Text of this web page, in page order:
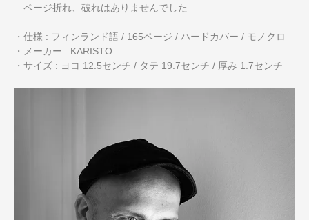
ページ折れ、破れはありませんでした
・仕様 : フィンランド語 / 165ページ / ハードカバー / モノクロ
・メーカー : KARISTO
・サイズ : ヨコ 12.5センチ / タテ 19.7センチ / 厚み 1.7センチ